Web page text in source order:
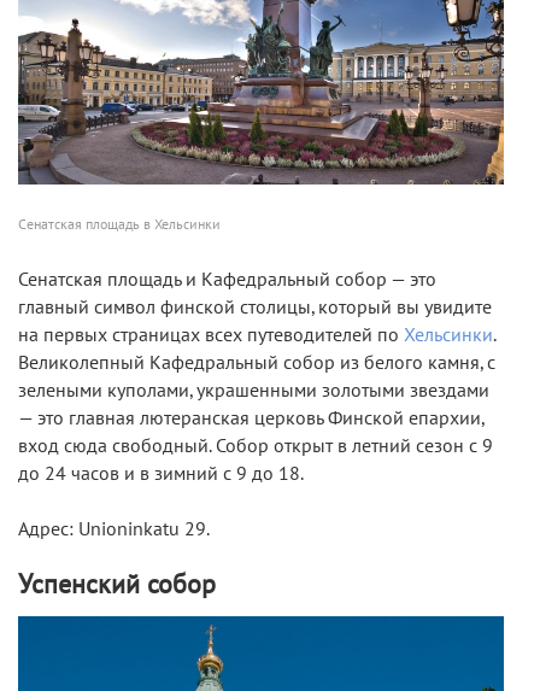
Сенатская площадь в Хельсинки
Сенатская площадь и Кафедральный собор — это
главный символ финской столицы, который вы увидите
на первых страницах всех путеводителей по Хельсинки.
Великолепный Кафедральный собор из белого камня, с
зелеными куполами, украшенными золотыми звездами
— это главная лютеранская церковь Финской епархии,
вход сюда свободный. Собор открыт в летний сезон с 9
до 24 часов и в зимний с 9 до 18.
Адрес: Unioninkatu 29.
Успенский собор